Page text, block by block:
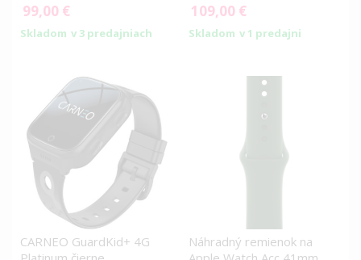
99,00 €
Skladom v 3 predajniach
109,00 €
Skladom v 1 predajni
CARNEO GuardKid+ 4G
Náhradný remienok na